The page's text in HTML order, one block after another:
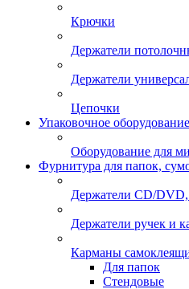
Крючки
Держатели
Держатели
Цепочки
Упаковочное оборудование
Оборудование для
Фурнитура для папок,
Держатели CD/
Держатели ручек и
Карманы
Для папок
Стендовые